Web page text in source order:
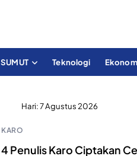
SUMUT Teknologi
Hari:7 Agustus 2026
KARO
4 Penulis Karo Ciptakan